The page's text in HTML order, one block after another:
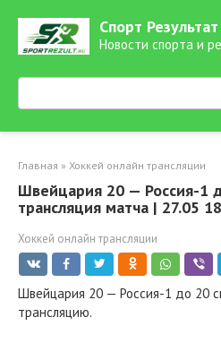
контенту
Спорт Результат
Новости спорта и
Поиск:
Главная » Хоккей онлайн трансляции
Швейцария 20 — Россия-1
трансляция матча | 27.05
Хоккей онлайн трансляции
Швейцария 20 — Россия-1 до 20
трансляцию.